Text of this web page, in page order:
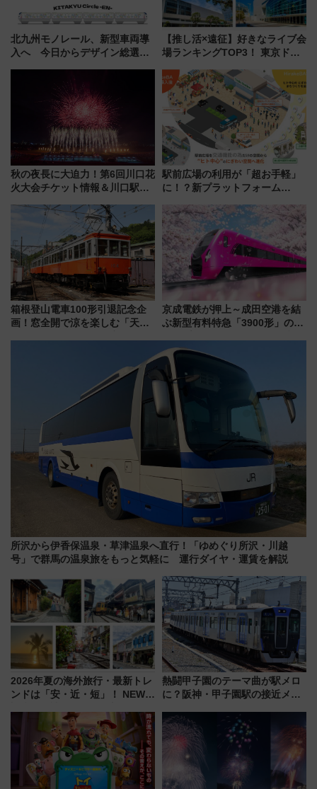
北九州モノレール、新型車両導
入へ 今日からデザイン総選挙
【推し活×遠征】好きなライブ会
場ランキングTOP3！ 東京ドー
由と交通アクセス術、ライブ会
場に何を求める？
秋の夜長に大迫力！第6回川口花
火大会チケット情報＆川口駅か
駅前広場の利用が「超お手軽」
に！？新プラットフォーム
マホで簡単申請 物販や演奏会な
どに【JR東日本】
箱根登山電車100形引退記念企
画！窓全開で涼を楽しむ「天然
京成電鉄が押上～成田空港を結
ぶ新型有料特急「3900形」のコ
募集も実施
所沢から伊香保温泉・草津温泉へ直行！「ゆめぐり所沢・川越
号」で群馬の温泉旅をもっと気軽に 運行ダイヤ・運賃を解説
2026年夏の海外旅行・最新トレ
ンドは「安・近・短」！ NEWT
渡航先TOP5とは？ 円安時代の
旅行術
熱闘甲子園のテーマ曲が駅メロ
に？阪神・甲子園駅の接近メロ
谷実アレンジの特別仕様へ、8月
5日始発から